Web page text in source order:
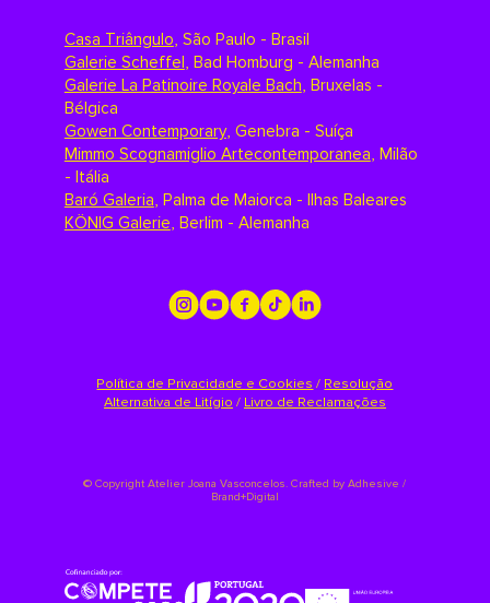
Casa Triângulo, São Paulo - Brasil
Galerie Scheffel, Bad Homburg - Alemanha
Galerie La Patinoire Royale Bach, Bruxelas -
Bélgica
Gowen Contemporary, Genebra - Suíça
Mimmo Scognamiglio Artecontemporanea, Milão
- Itália
Baró Galeria, Palma de Maiorca - Ilhas Baleares
KÖNIG Galerie, Berlim - Alemanha
Política de Privacidade e Cookies / Resolução
Alternativa de Litígio / Livro de Reclamações
©Copyright Atelier Joana Vasconcelos. Crafted by Adhesive /
Brand+Digital